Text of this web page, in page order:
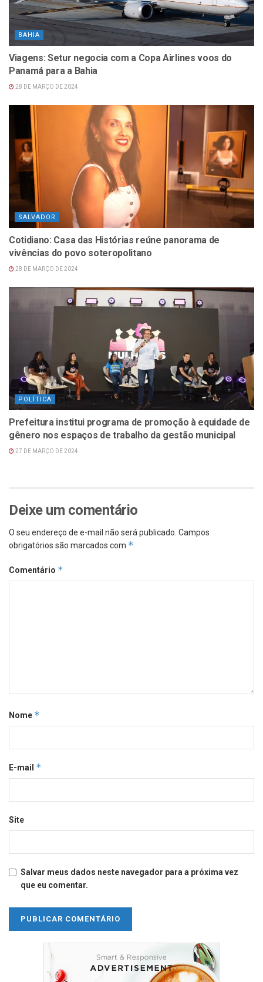
BAHIA
Viagens: Setur negocia com a Copa Airlines voos do
Panamá para a Bahia
28 DE MARÇO DE 2024
SALVADOR
Cotidiano: Casa das Histórias reúne panorama de
vivências do povo soteropolitano
28 DE MARÇO DE 2024
POLÍTICA
Prefeitura institui programa de promoção à equidade de
gênero nos espaços de trabalho da gestão municipal
27 DE MARÇO DE 2024
Deixe um comentário
O seu endereço de e-mail não será publicado. Campos
obrigatórios são marcados com *
Comentário *
Nome *
E-mail *
Site
Salvar meus dados neste navegador para a próxima vez
que eu comentar.